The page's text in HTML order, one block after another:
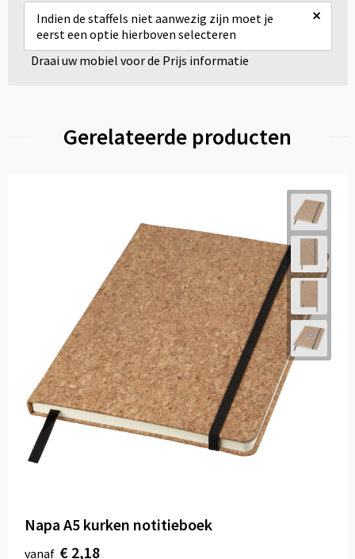
Indien de staffels niet aanwezig zijn moet je
eerst een optie hierboven selecteren
×
Draai uw mobiel voor de Prijs informatie
Gerelateerde producten
Napa A5 kurken notitieboek
vanaf € 2,18